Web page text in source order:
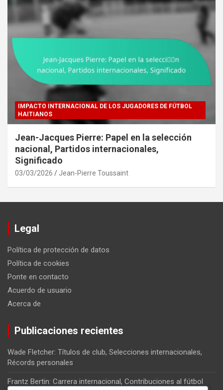
IMPACTO INTERNACIONAL DE LOS JUGADORES DE FÚTBOL
HAITIANOS
Jean-Jacques Pierre: Papel en la selección
nacional, Partidos internacionales,
Significado
03/03/2026 Jean-Pierre Toussaint
Legal
Política de protección de datos
Política de cookies
Ponte en contacto
Acuerdo de usuario
Acerca de
Publicaciones recientes
Wade Fletcher: Títulos de club, Selecciones internacionales,
Récords personales
Frantz Bertin: Carrera internacional, Contribuciones al fútbol